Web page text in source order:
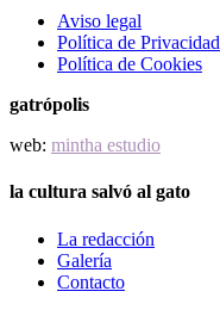
Aviso legal
Política de Privacidad
Política de Cookies
gatrópolis
web: mintha estudio
la cultura salvó al gato
La redacción
Galería
Contacto